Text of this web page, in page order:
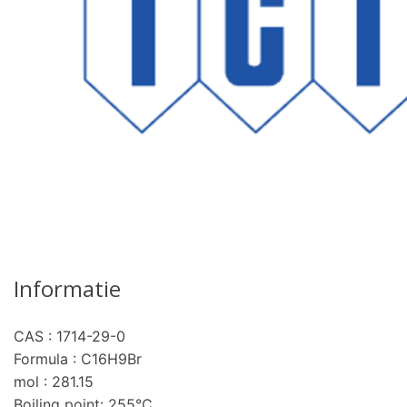
Informatie
CAS : 1714-29-0
Formula : C16H9Br
mol : 281.15